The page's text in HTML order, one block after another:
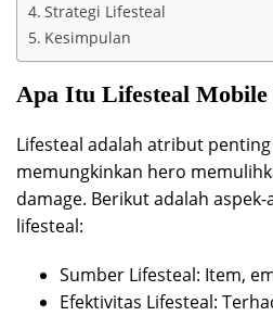
Strategi Lifesteal
Kesimpulan
Apa Itu Lifesteal Mobile
Lifesteal adalah atribut
memungkinkan hero
damage. Berikut adalah
lifesteal:
Sumber Lifesteal: Item,
Efektivitas Lifesteal: